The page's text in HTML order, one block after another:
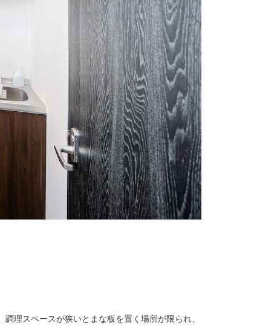
理スペースが狭いとまな板を置く場所が限られ、